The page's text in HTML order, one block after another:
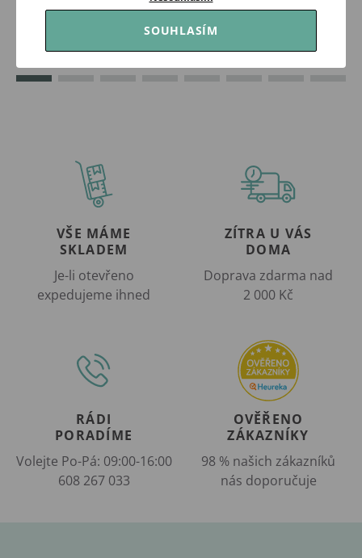
VŠE MÁME
SKLADEM
Je-li otevřeno
expedujeme ihned
ZÍTRA U VÁS
DOMA
Doprava zdarma nad
2 000 Kč
RÁDI
PORADÍME
Volejte Po-Pá: 09:00-16:00
608 267 033
OVĚŘENO
ZÁKAZNÍKY
98 % našich zákazníků
nás doporučuje
SOUHLASÍM